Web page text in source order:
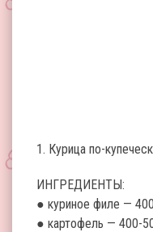
1. Курица по-
ИНГРЕДИЕНТЫ:
● куриное филе —
● картофель — 400-